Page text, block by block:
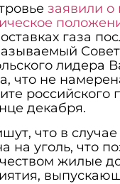
заявили о
газа
лидера
что не
российского
декабря.
что в
на уголь, что
жилые